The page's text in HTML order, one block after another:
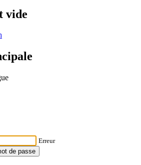
vide
Erreur
de passe